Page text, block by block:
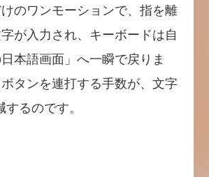
のワンモーションで、指を離
が入力され、キーボードは自
本語画面」へ一瞬で戻りま
タンを連打する手数が、文字
るのです。